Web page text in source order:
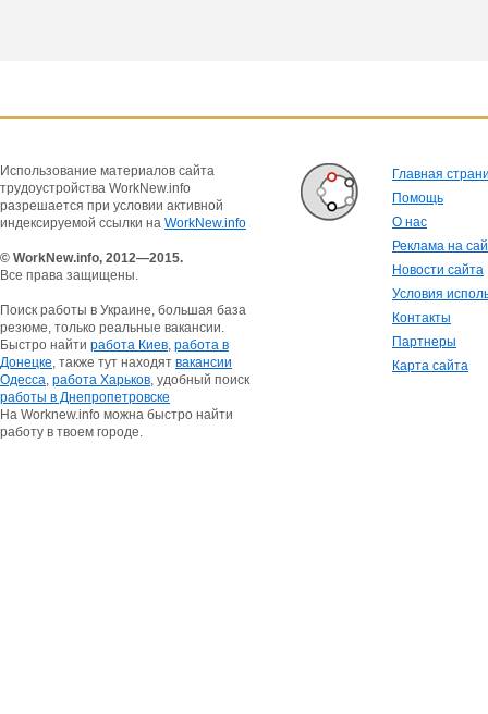
Использование материалов сайта
трудоустройства WorkNew.info
разрешается при условии активной
индексируемой ссылки на WorkNew.info
© WorkNew.info, 2012—2015.
Все права защищены.
Поиск работы в Украине, большая база
резюме, только реальные вакансии.
Быстро найти работа Киев, работа в
Донецке, также тут находят вакансии
Одесса, работа Харьков, удобный поиск
работы в Днепропетровске
На Worknew.info можна быстро найти
работу в твоем городе.
Главная
Помощь
О нас
Реклама на
Новости сайта
Условия
Контакты
Партнеры
Карта сайта